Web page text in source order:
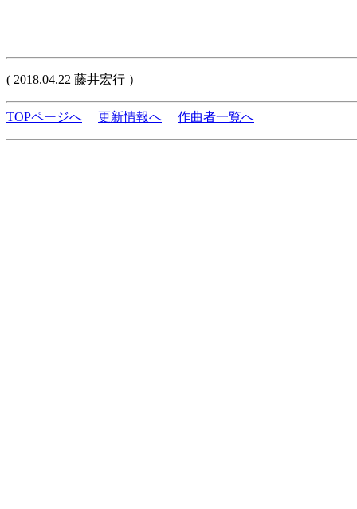
( 2018.04.22 藤井宏行 ）
TOPページへ 更新情報へ 作曲者一覧へ